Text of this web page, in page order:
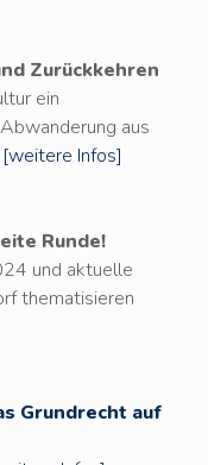
Zurückkehren
ein
aus
[weitere Infos]
Runde!
und aktuelle
thematisieren
Grundrecht auf